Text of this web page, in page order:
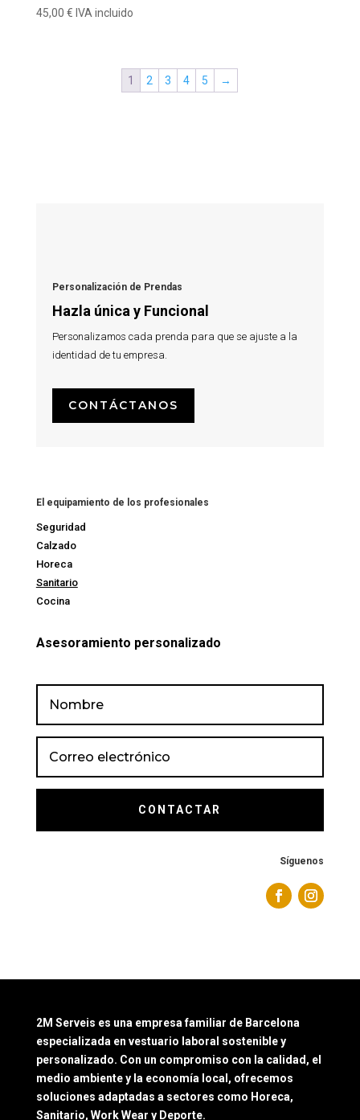
45,00 € IVA incluido
1 2 3 4 5 →
Personalización de Prendas
Hazla única y Funcional
Personalizamos cada prenda para que se ajuste a la
identidad de tu empresa.
CONTÁCTANOS
El equipamiento de los profesionales
Seguridad
Calzado
Horeca
Sanitario
Cocina
Asesoramiento personalizado
CONTACTAR
Síguenos
2M Serveis es una empresa familiar de Barcelona
especializada en vestuario laboral sostenible y
personalizado. Con un compromiso con la calidad, el
medio ambiente y la economía local, ofrecemos
soluciones adaptadas a sectores como Horeca,
Sanitario, Work Wear y Deporte.